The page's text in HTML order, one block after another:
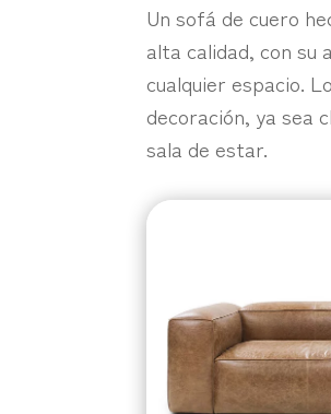
Un sofá de cuero
alta calidad, con su
cualquier espacio.
decoración, ya sea
sala de estar.